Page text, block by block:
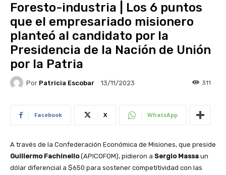
Foresto-industria | Los 6 puntos
que el empresariado misionero
planteó al candidato por la
Presidencia de la Nación de Unión
por la Patria
Por Patricia Escobar 13/11/2023 311
Facebook X WhatsApp
A través de la Confederación Económica de Misiones, que preside
Guillermo Fachinello(APICOFOM), pidieron a Sergio Massa un
dólar diferencial a $650 para sostener competitividad con las